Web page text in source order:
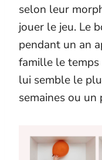
selon leur
jouer le jeu. Le
pendant un an
famille le
lui semble le
semaines ou